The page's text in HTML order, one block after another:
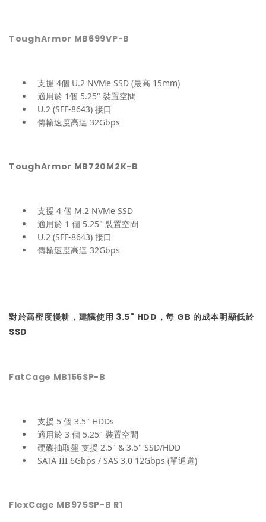
ToughArmor MB699VP-B
支援 4個 U.2 NVMe SSD (最高 15mm)
適用於 1個 5.25" 裝置空間
U.2 (SFF-8643) 接口
傳輸速度高達 32Gbps
ToughArmor MB720M2K-B
支援 4 個 M.2 NVMe SSD
適用於 1 個 5.25" 裝置空間
U.2 (SFF-8643) 接口
傳輸速度高達 32Gbps
對於高密度慢耕，建議使用 3.5" HDD，每 GB 的成本明顯低於
SSD
FatCage MB155SP-B
支援 5 個 3.5" HDDs
適用於 3 個 5.25" 裝置空間
硬碟抽取盤 支援 2.5" & 3.5" SSD/HDD
SATA III 6Gbps / SAS 3.0 12Gbps (單通道)
FlexCage MB975SP-B R1